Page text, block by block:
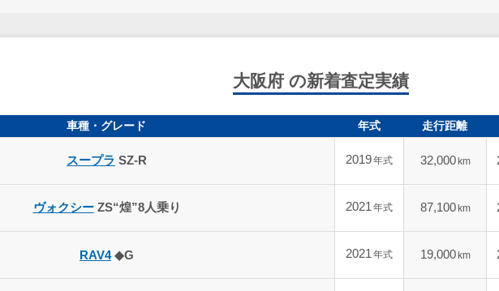
大阪府 の新着査定実績
車種・グレード 年式 走行距離
スープラ SZ-R 2019年式 32,000 km
ヴォクシーZS“煌”8人乗り 2021 年式 87,100 km
RAV4◆G 2021 年式 19,000 km